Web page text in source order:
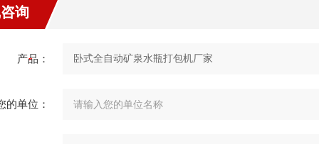
询
产品：
的单位：